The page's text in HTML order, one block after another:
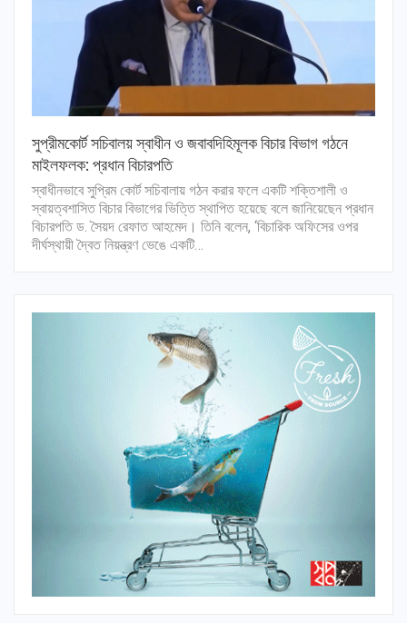
সুপ্রীমকোর্ট সচিবালয় স্বাধীন ও জবাবদিহিমূলক বিচার বিভাগ গঠনে
মাইলফলক: প্রধান বিচারপতি
স্বাধীনভাবে সুপ্রিম কোর্ট সচিবালায় গঠন করার ফলে একটি শক্তিশালী ও
স্বায়ত্বশাসিত বিচার বিভাগের ভিত্তি স্থাপিত হয়েছে বলে জানিয়েছেন প্রধান
বিচারপতি ড. সৈয়দ রেফাত আহমেদ। তিনি বলেন, ‘বিচারিক অফিসের ওপর
দীর্ঘস্থায়ী দ্বৈত নিয়ন্ত্রণ ভেঙে একটি…